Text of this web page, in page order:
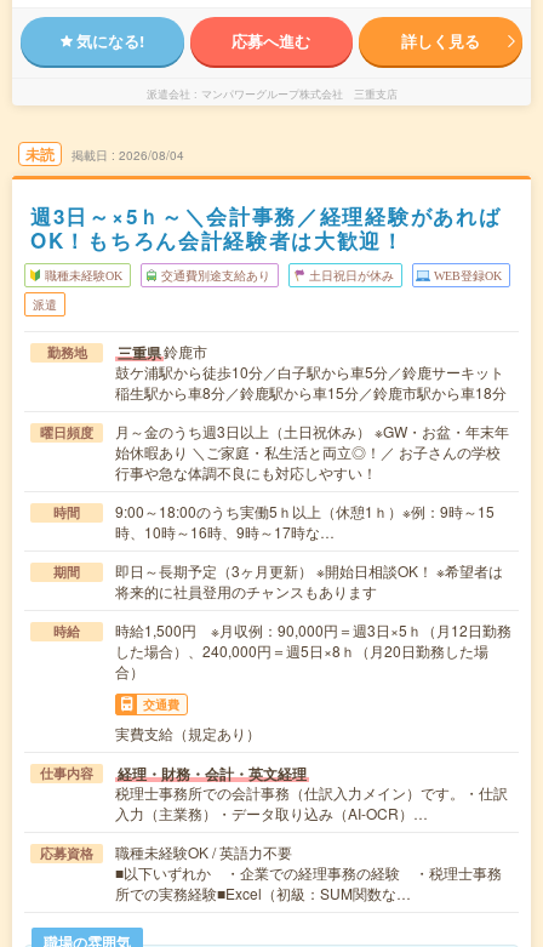
気になる! 応募へ進む 詳しく見る
派遣会社 マンパワーグループ株式会社 三重支店
未読 掲載日 2026/08/04
週3日～×5ｈ～＼会計事務／経理経験があれば
OK！もちろん会計経験者は大歓迎！
職種未経験OK 交通費別途支給あり 土日祝日が休み WEB登録OK
派遣
勤務地 三重県鈴鹿市
鼓ケ浦駅から徒歩10分／白子駅から車5分／鈴鹿サーキット
稲生駅から車8分／鈴鹿駅から車15分／鈴鹿市駅から車18分
曜日頻度
月～金のうち週3日以上（土日祝休み） ※GW・お盆・年末年
始休暇あり ＼ご家庭・私生活と両立◎！／ お子さんの学校
行事や急な体調不良にも対応しやすい！
時間
9:00～18:00のうち実働5ｈ以上（休憩1ｈ）※例：9時～15
時、10時～16時、9時～17時な…
期間
即日～長期予定（3ヶ月更新） ※開始日相談OK！ ※希望者は
将来的に社員登用のチャンスもあります
時給
時給1,500円 ※月収例：90,000円＝週3日×5ｈ（月12日勤務
した場合）、240,000円＝週5日×8ｈ（月20日勤務した場
合）
交通費
実費支給（規定あり）
仕事内容 経理・財務・会計・英文経理
税理士事務所での会計事務（仕訳入力メイン）です。・仕訳
入力（主業務）・データ取り込み（AI-OCR）…
応募資格
職種未経験OK / 英語力不要
■以下いずれか ・企業での経理事務の経験 ・税理士事務
所での実務経験■Excel（初級：SUM関数な…
職場の雰囲気